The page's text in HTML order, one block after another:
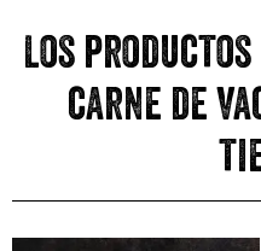
Los productos
carne de